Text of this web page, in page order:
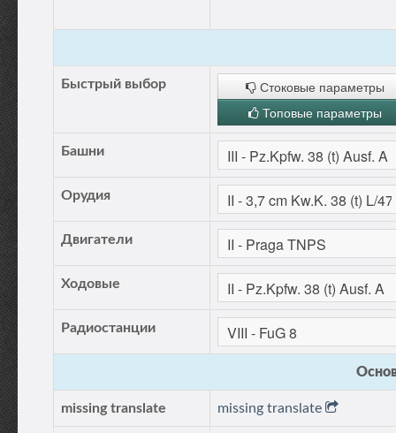
Быстрый выбор
Стоковые параметры
Топовые параметры
Башни
Орудия
Двигатели
Ходовые
Радиостанции
missing translate missing translate